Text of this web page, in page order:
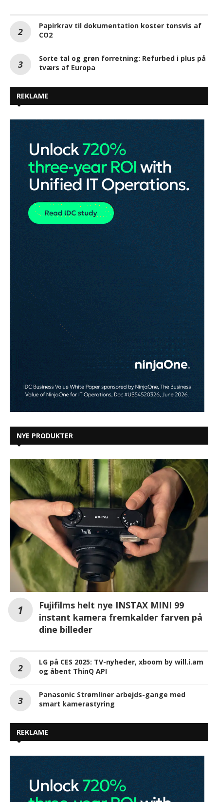
Papirkrav til dokumentation koster tonsvis af
CO2
Sorte tal og grøn forretning: Refurbed i plus på
tværs af Europa
REKLAME
NYE PRODUKTER
Fujifilms helt nye INSTAX MINI 99
instant kamera fremkalder farven på
dine billeder
LG på CES 2025: TV-nyheder, xboom by will.i.am
og åbent ThinQ API
Panasonic Strømliner arbejds-gange med
smart kamerastyring
REKLAME